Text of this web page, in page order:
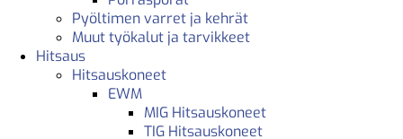
Pyöltimen varret ja kehrät
Muut työkalut ja tarvikkeet
Hitsaus
Hitsauskoneet
EWM
MIG Hitsauskoneet
TIG Hitsauskoneet